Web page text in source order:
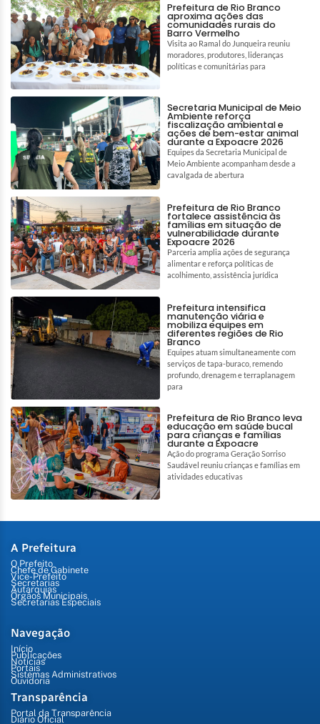
Prefeitura de Rio Branco
aproxima ações das
comunidades rurais do
Barro Vermelho
Visita ao Ramal do Junqueira reuniu
moradores, produtores, lideranças
políticas e comunitárias para
Secretaria Municipal de Meio
Ambiente reforça
fiscalização ambiental e
ações de bem-estar animal
durante a Expoacre 2026
Equipes da Secretaria Municipal de
Meio Ambiente acompanham desde a
cavalgada de abertura
Prefeitura de Rio Branco
fortalece assistência às
famílias em situação de
vulnerabilidade durante
Expoacre 2026
Parceria amplia ações de segurança
alimentar e reforça políticas de
acolhimento, assistência jurídica
Prefeitura intensifica
manutenção viária e
mobiliza equipes em
diferentes regiões de Rio
Branco
Equipes atuam simultaneamente com
serviços de tapa-buraco, remendo
profundo, drenagem e terraplanagem
para
Prefeitura de Rio Branco leva
educação em saúde bucal
para crianças e famílias
durante a Expoacre
Ação do programa Geração Sorriso
Saudável reuniu crianças e famílias em
atividades educativas
A Prefeitura
O Prefeito
Chefe de Gabinete
Vice-Prefeito
Secretarias
Autarquias
Órgãos Municipais
Secretarias Especiais
Navegação
Início
Publicações
Notícias
Portais
Sistemas Administrativos
Ouvidoria
Transparência
Portal da Transparência
Diário Oficial